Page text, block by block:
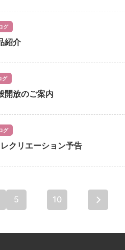
グ
紹介
グ
放のご案内
グ
クリエーション予告
5 10